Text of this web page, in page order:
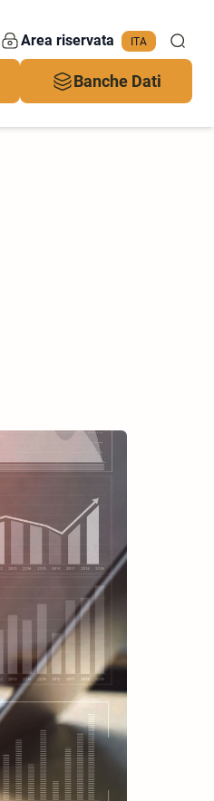
Area riservata ITA
Banche Dati